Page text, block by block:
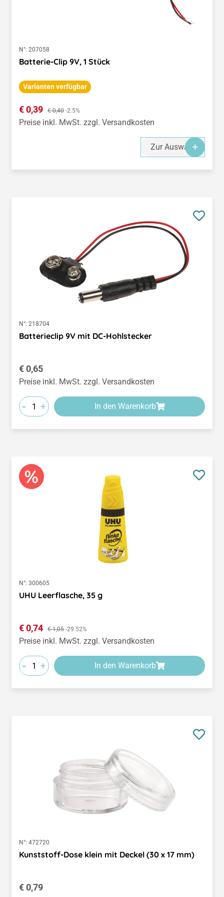
N°: 207058
Batterie-Clip 9V, 1 Stück
Varianten verfügbar
Verkaufspreis:
€ 0,39 Regulärer Preis:
€ 0,40 -2.5%
Preise inkl. MwSt. zzgl. Versandkosten
Zur Auswahl
N°: 218704
Batterieclip 9V mit DC-Hohlstecker
Regulärer Preis:
€ 0,65
Preise inkl. MwSt. zzgl. Versandkosten
- + In den Warenkorb
N°: 300605
UHU Leerflasche, 35 g
Verkaufspreis:
€ 0,74 Regulärer Preis:
€ 1,05 -29.52%
Preise inkl. MwSt. zzgl. Versandkosten
- + In den Warenkorb
N°: 472720
Kunststoff-Dose klein mit Deckel (30 x 17 mm)
Regulärer Preis:
€ 0,79